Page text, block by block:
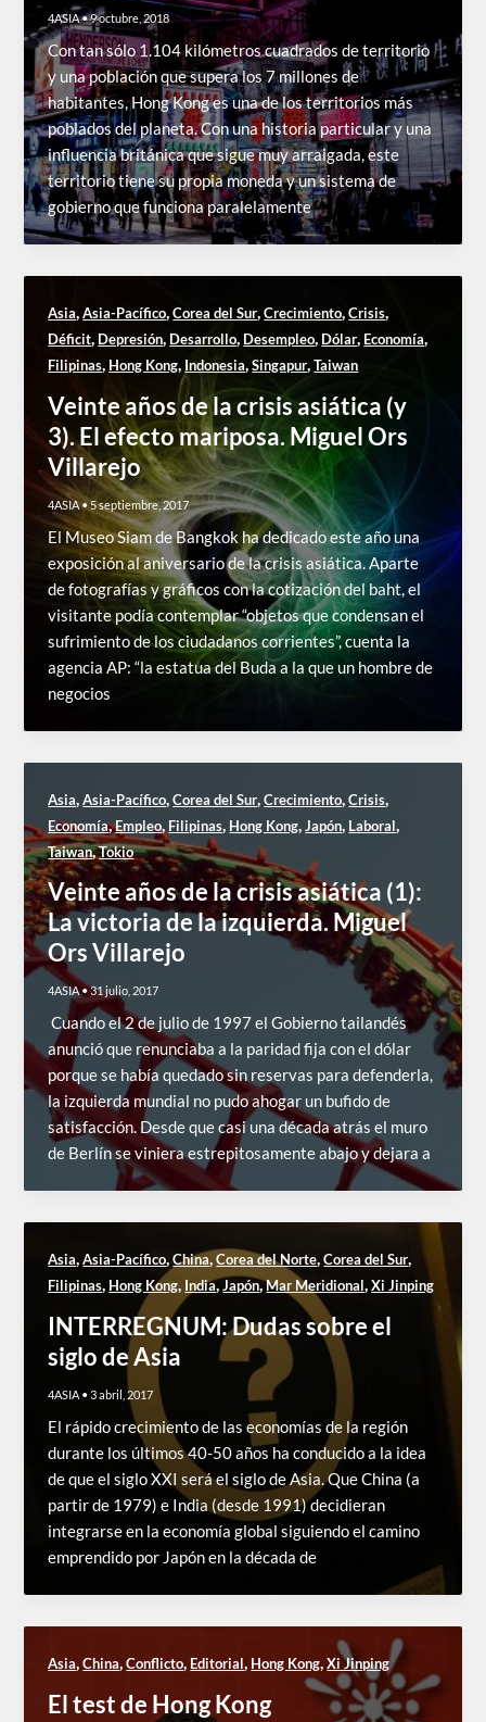
4ASIA•9 octubre, 2018
Con tan sólo 1.104 kilómetros cuadrados de territorio
y una población que supera los 7 millones de
habitantes, Hong Kong es una de los territorios más
poblados del planeta. Con una historia particular y una
influencia británica que sigue muy arraigada, este
territorio tiene su propia moneda y un sistema de
gobierno que funciona paralelamente
Asia,Asia-Pacífico,Corea del Sur,Crecimiento,Crisis,
Déficit, Depresión, Desarrollo, Desempleo, Dólar, Economía,
Filipinas, Hong Kong, Indonesia,Singapur,Taiwan
Veinte años de la crisis asiática (y
3). El efecto mariposa. Miguel Ors
Villarejo
4ASIA• 5 septiembre, 2017
El Museo Siam de Bangkok ha dedicado este año una
exposición al aniversario de la crisis asiática. Aparte
de fotografías y gráficos con la cotización del baht, el
visitante podía contemplar “objetos que condensan el
sufrimiento de los ciudadanos corrientes”, cuenta la
agencia AP: “la estatua del Buda a la que un hombre de
negocios
Asia,Asia-Pacífico,Corea del Sur,Crecimiento,Crisis,
Economía,Empleo, Filipinas, Hong Kong,Japón, Laboral,
Taiwan,Tokio
Veinte años de la crisis asiática (1):
La victoria de la izquierda. Miguel
Ors Villarejo
4ASIA •31 julio, 2017
Cuando el 2 de julio de 1997 el Gobierno tailandés
anunció que renunciaba a la paridad fija con el dólar
porque se había quedado sin reservas para defenderla,
la izquierda mundial no pudo ahogar un bufido de
satisfacción. Desde que casi una década atrás el muro
de Berlín se viniera estrepitosamente abajo y dejara a
Asia,Asia-Pacífico,China,Corea del Norte,Corea del Sur,
Filipinas, Hong Kong, India,Japón,Mar Meridional,Xi Jinping
INTERREGNUM: Dudas sobre el
siglo de Asia
4ASIA •3 abril, 2017
El rápido crecimiento de las economías de la región
durante los últimos 40-50 años ha conducido a la idea
de que el siglo XXI será el siglo de Asia. Que China (a
partir de 1979) e India (desde 1991) decidieran
integrarse en la economía global siguiendo el camino
emprendido por Japón en la década de
Asia,China,Conflicto, Editorial, Hong Kong,Xi Jinping
El test de Hong Kong